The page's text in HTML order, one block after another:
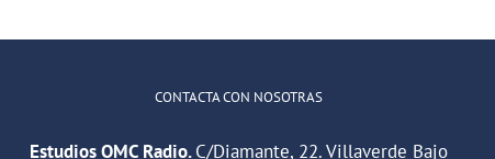
CONTACTA CON NOSOTRAS
Estudios OMC Radio.C/Diamante, 22. Villaverde Bajo